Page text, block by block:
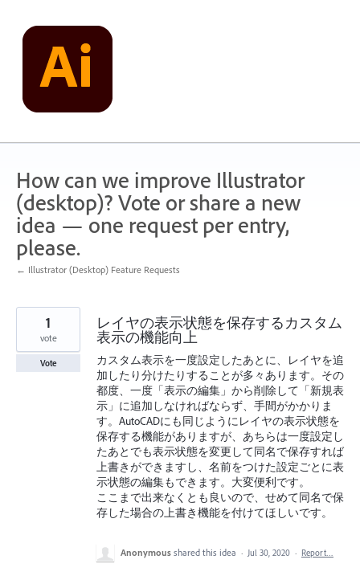
content
How can we improve Illustrator
(desktop)? Vote or share a new
idea — one request per entry,
please.
← Illustrator (Desktop) Feature Requests
レイヤの表示状態を保存するカスタム
表示の機能向上
カスタム表示を一度設定したあとに、レイヤを追
加したり分けたりすることが多々あります。その
都度、一度「表示の編集」から削除して「新規表
示」に追加しなければならず、手間がかかりま
す。AutoCADにも同じようにレイヤの表示状態を
保存する機能がありますが、あちらは一度設定し
たあとでも表示状態を変更して同名で保存すれば
上書きができますし、名前をつけた設定ごとに表
示状態の編集もできます。大変便利です。
ここまで出来なくとも良いので、せめて同名で保
存した場合の上書き機能を付けてほしいです。
1
vote
Vote
Anonymous shared this idea · Jul 30, 2020 · Report…